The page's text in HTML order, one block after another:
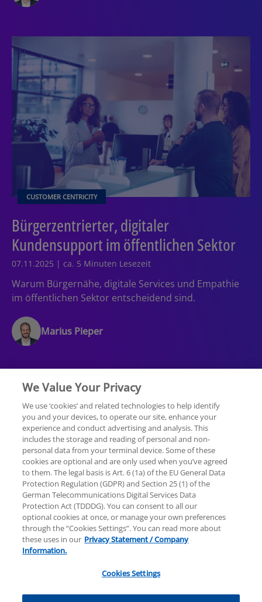
CUSTOMER CENTRICITY
Bürgerzentrierter, digitaler
Kundensupport im öffentlichen Sektor
07.11.2025 | ca. 5 Minuten Lesezeit
Warum Bürgernähe, digitale Services und Empathie
im öffentlichen Sektor entscheidend sind.
Marius Pieper
Rechtliche Hinweise Datenschutzerklärung
Hilfe Unternehmensangaben
© 2025 KPMG AG Wirtschaftsprüfungsgesellschaft,
eine Aktiengesellschaft nach deutschem Recht und
ein Mitglied der globalen KPMG-Organisation
unabhängiger Mitgliedsfirmen, die KPMG
International Limited, einer Private English Company
We Value Your Privacy
We use ‘cookies’ and related technologies to help identify
you and your devices, to operate our site, enhance your
experience and conduct advertising and analysis. This
includes the storage and reading of personal and non-
personal data from your terminal device. Some of these
cookies are optional and are only used when you’ve agreed
to them. The legal basis is Art. 6 (1a) of the EU General Data
Protection Regulation (GDPR) and Section 25 (1) of the
German Telecommunications Digital Services Data
Protection Act (TDDDG). You can consent to all our
optional cookies at once, or manage your own preferences
through the “Cookies Settings”. You can read more about
these uses in our Privacy Statement / Company
Information.
Cookies Settings